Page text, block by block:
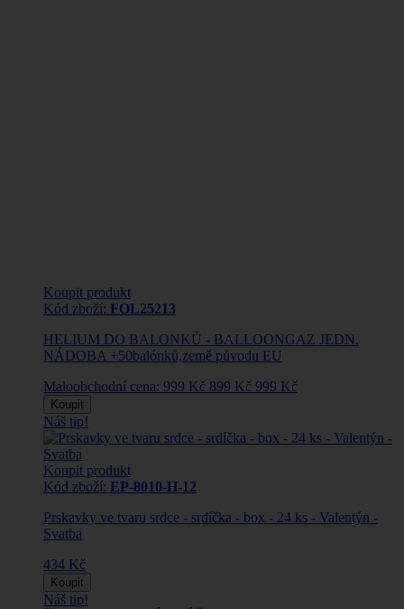
Koupit produkt
Kód zboží: FOL25213
HELIUM DO BALONKŮ - BALLOONGAZ JEDN.
NÁDOBA +50balónků,země původu EU
Maloobchodní cena: 999 Kč 899 Kč 999 Kč
Koupit
Náš tip!
Koupit produkt
Kód zboží: EP-8010-H-12
Prskavky ve tvaru srdce - srdíčka - box - 24 ks - Valentýn -
Svatba
434 Kč
Koupit
Náš tip!